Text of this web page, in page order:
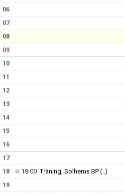
06
07
08
09
10
11
12
13
14
15
16
17
18
18:00Träning, Solhems BP (..)
19